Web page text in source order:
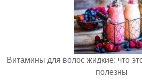
Витамины для волос жидкие: что
полезны